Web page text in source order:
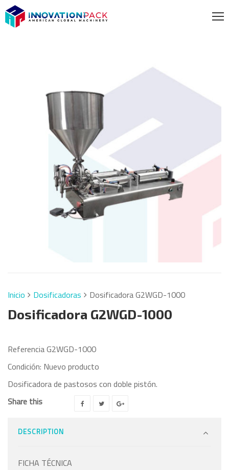
Inicio Dosificadoras Dosificadora G2WGD-1000
Dosificadora G2WGD-1000
ReferenciaG2WGD-1000
Condición: Nuevo producto
Dosificadora de pastosos con doble pistón.
Share this
DESCRIPTION
FICHA TÉCNICA